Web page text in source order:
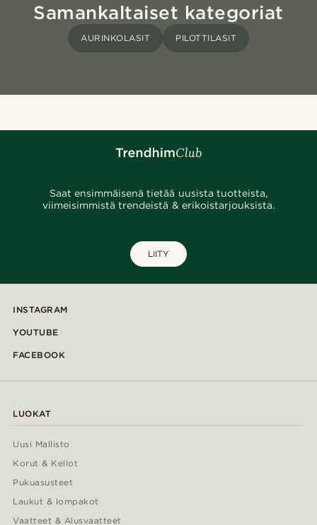
Samankaltaiset kategoriat
AURINKOLASIT PILOTTILASIT
Saat ensimmäisenä tietää uusista tuotteista,
viimeisimmistä trendeistä & erikoistarjouksista.
LIITY
INSTAGRAM
YOUTUBE
FACEBOOK
LUOKAT
Uusi Mallisto
Korut & Kellot
Pukuasusteet
Laukut & lompakot
Vaatteet & Alusvaatteet